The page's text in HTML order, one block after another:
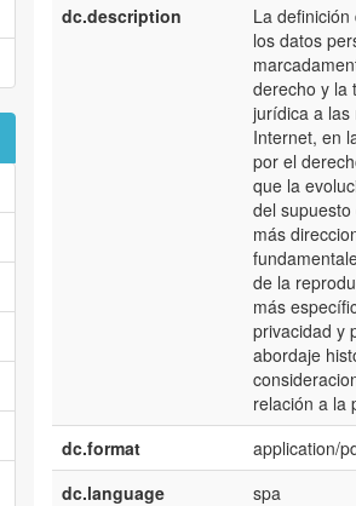
dc.description
La
los datos
derecho y la
jurídica a las
Internet, en
por el
que la
del
más
de la
más
privacidad y
abordaje
relación a la
dc.format
application/
dc.language
spa